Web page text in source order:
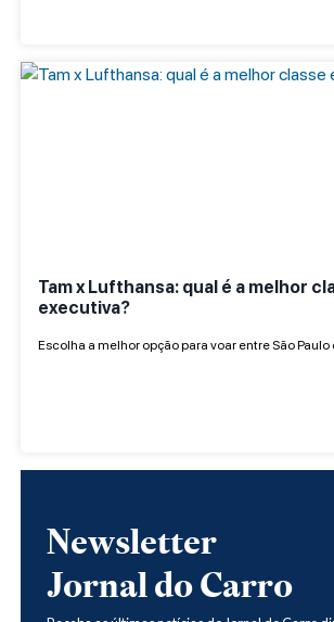
Tam x Lufthansa: qual é a melhor
executiva?
Escolha a melhor opção para voar entre São Paulo
Newsletter
Jornal do Carro